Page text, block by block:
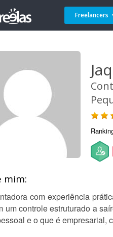
Freelancers
mim:
com experiência
um controle estruturado a
e o que é empresarial,